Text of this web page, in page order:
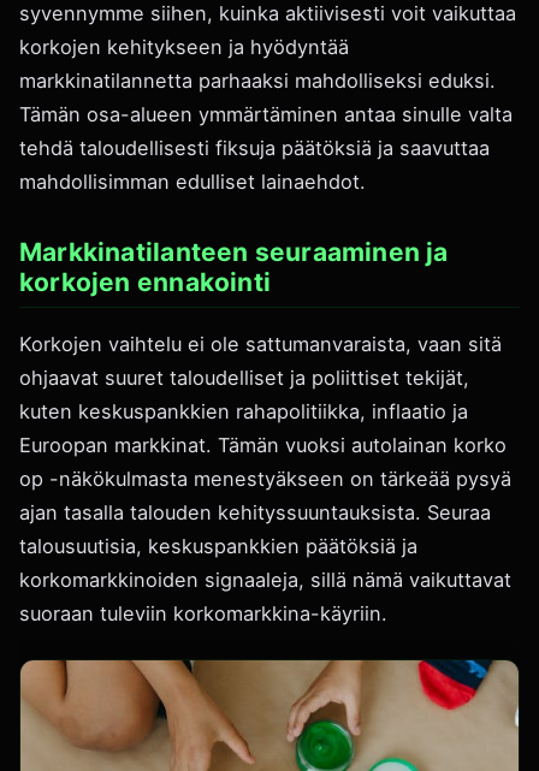
syvennymme siihen, kuinka aktiivisesti voit vaikuttaa
korkojen kehitykseen ja hyödyntää
markkinatilannetta parhaaksi mahdolliseksi eduksi.
Tämän osa-alueen ymmärtäminen antaa sinulle valta
tehdä taloudellisesti fiksuja päätöksiä ja saavuttaa
mahdollisimman edulliset lainaehdot.
Markkinatilanteen seuraaminen ja
korkojen ennakointi
Korkojen vaihtelu ei ole sattumanvaraista, vaan sitä
ohjaavat suuret taloudelliset ja poliittiset tekijät,
kuten keskuspankkien rahapolitiikka, inflaatio ja
Euroopan markkinat. Tämän vuoksi autolainan korko
op -näkökulmasta menestyäkseen on tärkeää pysyä
ajan tasalla talouden kehityssuuntauksista. Seuraa
talousuutisia, keskuspankkien päätöksiä ja
korkomarkkinoiden signaaleja, sillä nämä vaikuttavat
suoraan tuleviin korkomarkkina-käyriin.